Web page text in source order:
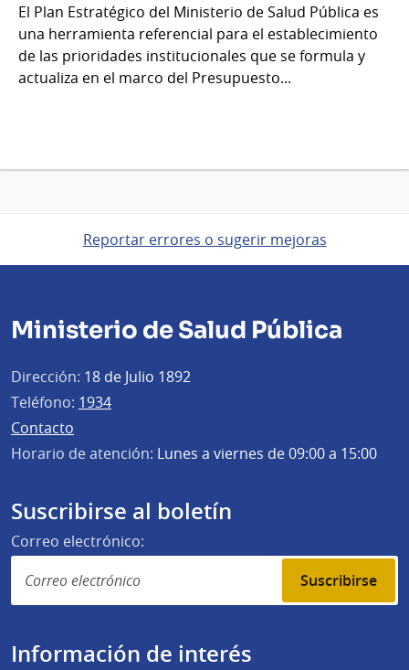
El Plan Estratégico del Ministerio de Salud Pública es
una herramienta referencial para el establecimiento
de las prioridades institucionales que se formula y
actualiza en el marco del Presupuesto...
Reportar errores o sugerir mejoras
Ministerio de Salud Pública
Dirección: 18 de Julio 1892
Teléfono: 1934
Contacto
Horario de atención: Lunes a viernes de 09:00 a 15:00
Suscribirse al boletín
Correo electrónico:
Suscribirse
Información de interés